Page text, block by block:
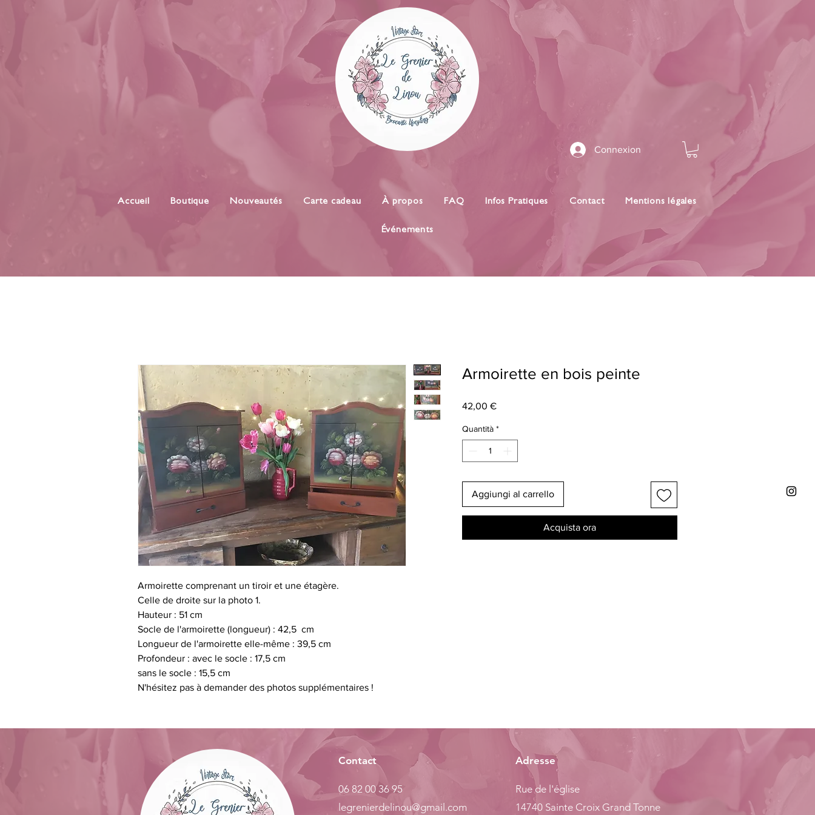
Connexion
Accueil Boutique Nouveautés Carte cadeau À propos FAQ Infos Pratiques Contact Mentions légales
Événements
Armoirette comprenant un tiroir et une étagère.
Celle de droite sur la photo 1.
Hauteur : 51 cm
Socle de l'armoirette (longueur) : 42,5 cm
Longueur de l'armoirette elle-même : 39,5 cm
Profondeur : avec le socle : 17,5 cm
sans le socle : 15,5 cm
N'hésitez pas à demander des photos supplémentaires !
Armoirette en bois peinte
42,00 €Prezzo
Quantità *
Aggiungi al carrello
Acquista ora
Contact
06 82 00 36 95
legrenierdelinou@gmail.com
Adresse
Rue de l'église
14740 Sainte Croix Grand Tonne